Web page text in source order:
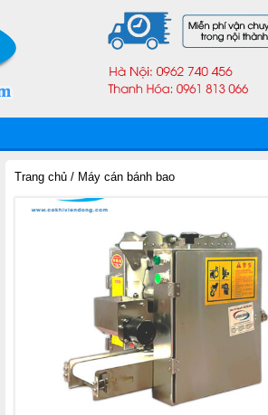
Trang chủ / Máy cán bánh bao